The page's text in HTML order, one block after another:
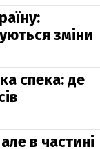
зміни
спека: де
в частині